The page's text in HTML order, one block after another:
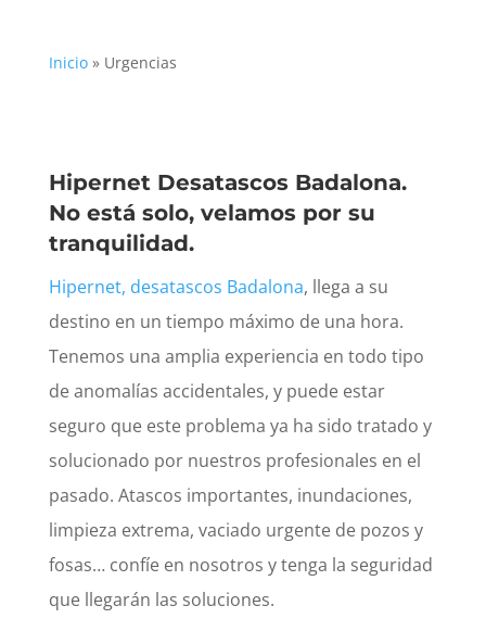
Inicio» Urgencias
Hipernet Desatascos Badalona.
No está solo, velamos por su
tranquilidad.
Hipernet, desatascos Badalona, llega a su
destino en un tiempo máximo de una hora.
Tenemos una amplia experiencia en todo tipo
de anomalías accidentales, y puede estar
seguro que este problema ya ha sido tratado y
solucionado por nuestros profesionales en el
pasado. Atascos importantes, inundaciones,
limpieza extrema, vaciado urgente de pozos y
fosas… confíe en nosotros y tenga la seguridad
que llegarán las soluciones.